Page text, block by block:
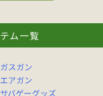
ム一覧
ガスガン
エアガン
サバゲーグッズ